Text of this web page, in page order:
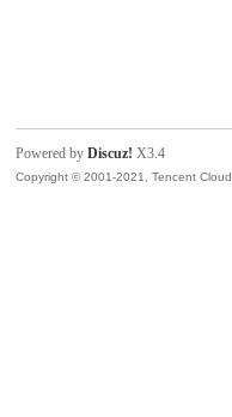
Powered byDiscuz! X3.4
Copyright © 2001-2021, Tencent Cloud.